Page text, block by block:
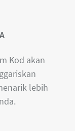
Kod akan
lebih